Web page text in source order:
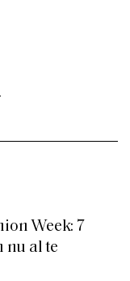
Week: 7
nu al te